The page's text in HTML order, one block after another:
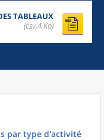
TABLEAUX
(csv,4 Ko)
par type d'activité